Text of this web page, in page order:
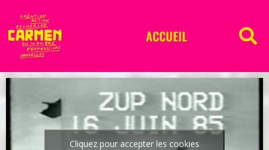
ACCUEIL
Cliquez pour accepter les cookies